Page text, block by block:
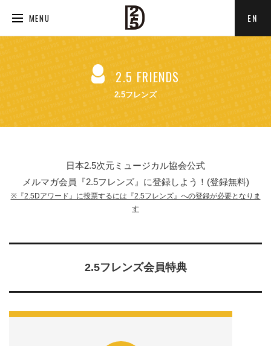
MENU EN
2.5 FRIENDS
2.5フレンズ
日本2.5次元ミュージカル協会公式
メルマガ会員『2.5フレンズ』に登録しよう！(登録無料)
※『2.5Dアワード』に投票するには『2.5フレンズ』への登録が必要となりま
す
2.5フレンズ会員特典